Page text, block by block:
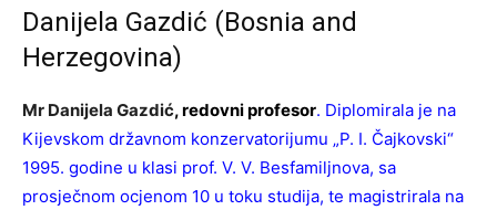
Danijela Gazdić (Bosnia and
Herzegovina)
Mr Dаniјеlа Gаzdić, rеdоvni prоfеsоr. Diplomirala je na
Kijevskom državnom konzervatorijumu „P. I. Čajkovski“
1995. godine u klasi prof. V. V. Besfamiljnova, sa
prosječnom ocjenom 10 u toku studija, te magistrirala na